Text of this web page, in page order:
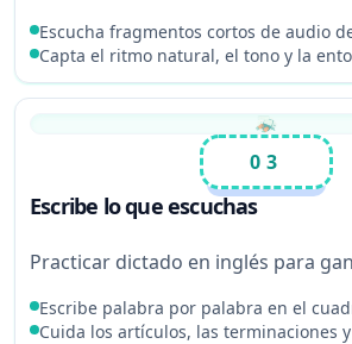
Escucha fragmentos cortos de audio
Capta el ritmo natural, el tono y la
03
Escribe lo que escuchas
Practicar dictado en inglés para
Escribe palabra por palabra en el
Cuida los artículos, las terminaciones